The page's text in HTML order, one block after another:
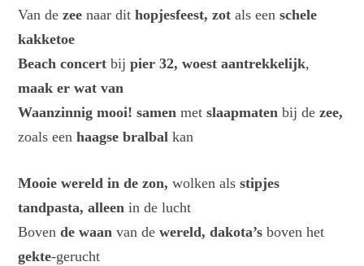
Van dezeenaar dit hopjesfeest, zot als eenschele
kakketoe
Beach concertbijpier 32, woest aantrekkelijk,
maak er wat van
Waanzinnig mooi! samenmet slaapmaten bij dezee,
zoals een haagse bralbalkan
Mooie wereld in de zon,wolken als stipjes
tandpasta, alleenin de lucht
Boven de waanvan dewereld, dakota’sboven het
gekte-gerucht